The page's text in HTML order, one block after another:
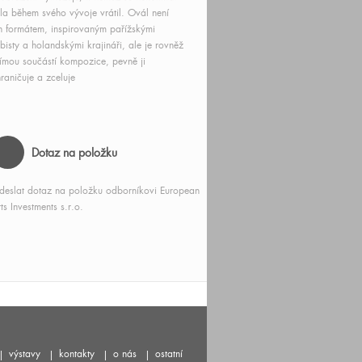
během svého vývoje vrátil. Ovál není
formátem, inspirovaným pařížskými
a holandskými krajináři, ale je rovněž
součástí kompozice, pevně ji
a zceluje
Dotaz na položku
dotaz na položku odborníkovi European
Investments s.r.o.
výstavy kontakty o nás ostatní